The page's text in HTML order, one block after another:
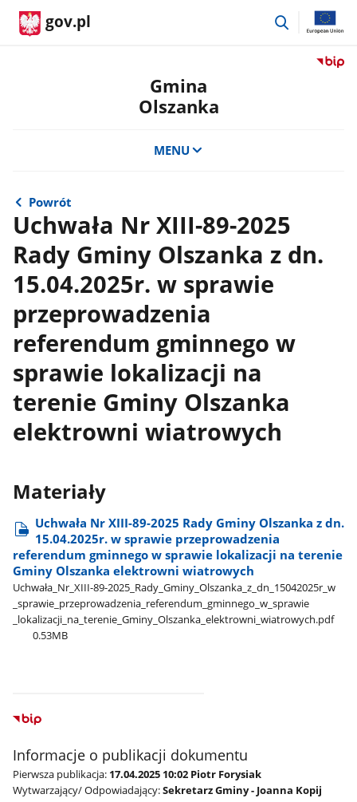
gov.pl
przejdź
Przejdź
Gmina
Olszanka
MENU
Powrót
Uchwała Nr XIII-89-2025
Rady Gminy Olszanka z dn.
15.04.2025r. w sprawie
przeprowadzenia
referendum gminnego w
sprawie lokalizacji na
terenie Gminy Olszanka
elektrowni wiatrowych
Materiały
Uchwała Nr XIII-89-2025 Rady Gminy Olszanka z dn.
15.04.2025r. w sprawie przeprowadzenia
referendum gminnego w sprawie lokalizacji na terenie
Gminy Olszanka elektrowni wiatrowych
Uchwała​_Nr​_XIII-89-2025​_Rady​_Gminy​_Olszanka​_z​_dn​_15042025r​_w​
_sprawie​_przeprowadzenia​_referendum​_gminnego​_w​_sprawie​
_lokalizacji​_na​_terenie​_Gminy​_Olszanka​_elektrowni​_wiatrowych.pdf
0.53MB
Informacje o publikacji dokumentu
Pierwsza publikacja: 17.04.2025 10:02 Piotr Forysiak
Wytwarzający/ Odpowiadający:Sekretarz Gminy - Joanna Kopij